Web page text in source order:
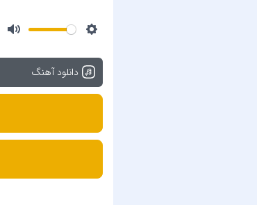
دانلود آهنگ